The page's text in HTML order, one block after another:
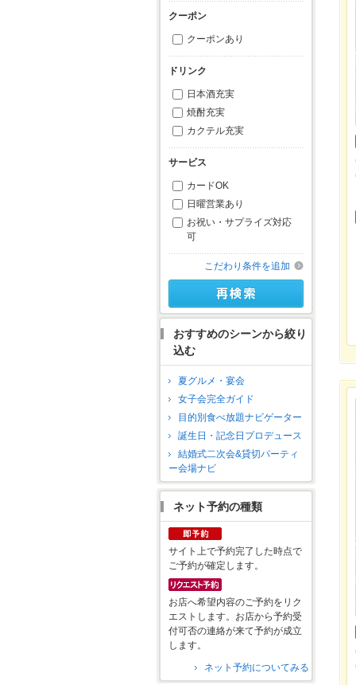
クーポン
クーポンあり
ドリンク
日本酒充実
焼酎充実
カクテル充実
サービス
カードOK
日曜営業あり
お祝い・サプライズ対応
可
こだわり条件を追加
おすすめのシーンから絞り
込む
夏グルメ・宴会
女子会完全ガイド
目的別食べ放題ナビゲーター
誕生日・記念日プロデュース
結婚式二次会&貸切パーティ
ー会場ナビ
ネット予約の種類
サイト上で予約完了した時点で
ご予約が確定します。
お店へ希望内容のご予約をリク
エストします。お店から予約受
付可否の連絡が来て予約が成立
します。
ネット予約についてみる